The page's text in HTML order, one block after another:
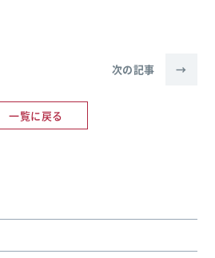
一覧に戻る
次の記事 →